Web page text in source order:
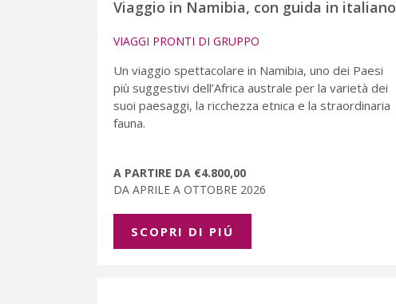
Viaggio in Namibia, con guida in italiano
VIAGGI PRONTI DI GRUPPO
Un viaggio spettacolare in Namibia, uno dei Paesi
più suggestivi dell’Africa australe per la varietà dei
suoi paesaggi, la ricchezza etnica e la straordinaria
fauna.
A PARTIRE DA €4.800,00
DA APRILE A OTTOBRE 2026
SCOPRI DI PIÚ